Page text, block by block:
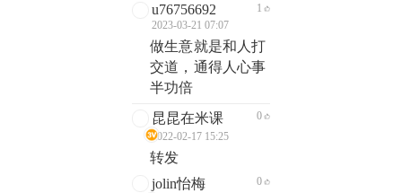
u76756692
2023-03-21 07:07
1
做生意就是和人打
交道，通得人心事
半功倍
昆昆在米课
2022-02-17 15:25
0
转发
jolin怡梅
0